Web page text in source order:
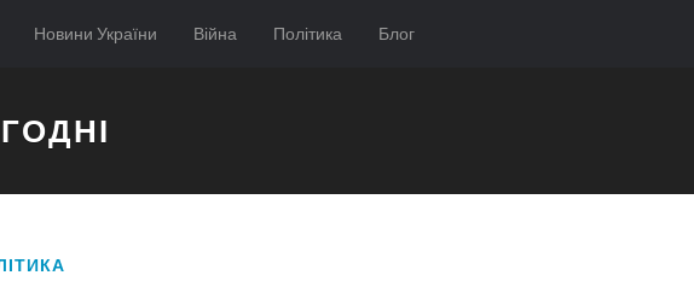
Новини України Війна Політика Блог